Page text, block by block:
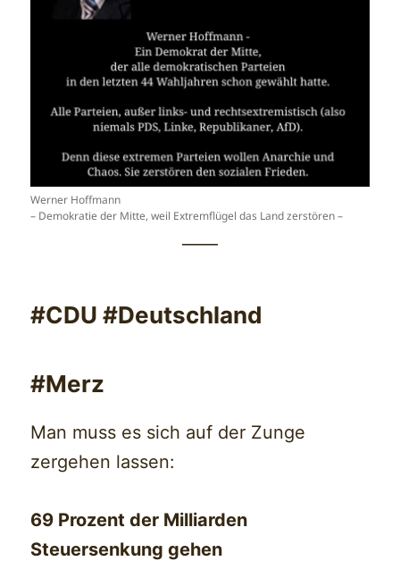
Werner Hoffmann
– Demokratie der Mitte, weil Extremflügel das Land zerstören –
——
#CDU #Deutschland
#Merz
Man muss es sich auf der Zunge
zergehen lassen:
69 Prozent der Milliarden
Steuersenkung gehen